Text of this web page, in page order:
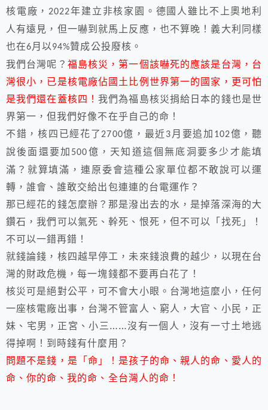
核電廠，2022年建立非核家園。德國人雖比不上奧地利
人有遠見，但一嚇到就馬上反應，也不算晚！義大利同樣
也在6月以94%贊成公投廢核。
我們台灣呢？ 福島核災，第一個該嚇死的應該是台灣，台
灣很小，已是核電廠佔國土比例世界第一的國家，更可怕
是我們還在蓋核四！我們為福島核災捐給日本的錢也是世
界第一，但我們好像不在乎自己的命！
不錯，核四已經花了2700億，最近3月要追加 102億，聽
說後面還要加 500億，天知道這個無底洞要多少才能填
滿？就算填滿，連原委會這種公家單位都不敢說可以運
轉，誰會、誰敢交給出包連連的台電運作？
那已經花的錢怎麼辦？那是潑出去的水，是掉落深海的大
鑽石，我們可以氣死、幹死、恨死，但不可以「找死」！
不可以一錯再錯！
就錢論錢，核四越早停工，未來錢浪費的越少，以現在台
灣的財政危機，每一塊錢都不要再白花了！
核災可是絕對公平，可不會大小眼。台灣地這麼小，任何
一座核電廠出事，台灣不管富人、窮人，大官、小民，正
妹、宅男，正宮、小三……沒有一個人，沒有一寸土地逃
得掉啊！到時錢有什麼用？
問題不是錢，是「命」！是孩子的命、親人的命、愛人的
命、你的命、我的命、全台灣人的命！